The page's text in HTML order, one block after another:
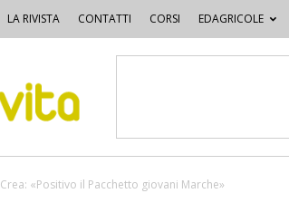
LA RIVISTA CONTATTI CORSI EDAGRICOLE
Crea: «Positivo il Pacchetto giovani Marche»